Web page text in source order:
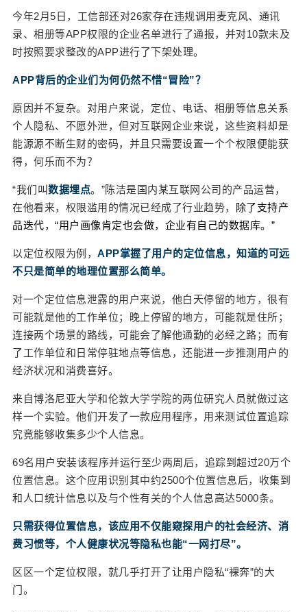
今年2月5日，工信部还对26家存在违规调用麦克风、通讯
录、相册等APP权限的企业名单进行了通报，并对10款未及
时按照要求整改的APP进行了下架处理。
APP背后的企业们为何仍然不惜“冒险”？
原因并不复杂。对用户来说，定位、电话、相册等信息关系
个人隐私、不愿外泄，但对互联网企业来说，这些资料却是
能源源不断生财的密码，并且只需要设置一个个权限便能获
得，何乐而不为？
“我们叫数据埋点。”陈洁是国内某互联网公司的产品运营，
在他看来，权限滥用的情况已经成了行业趋势，
除了支持产
品迭代，“用户画像肯定也会做，企业有自己的数据库。”
以定位权限为例， APP掌握了用户的定位信息，知道的可远
不只是简单的地理位置那么简单。
对一个定位信息泄露的用户来说，他白天停留的地方，很有
可能就是他的工作单位；晚上停留的地方，可能就是住所；
连接两个场景的路线，可能会了解他通勤的必经之路；而有
了工作单位和日常停驻地点等信息，还能进一步推测用户的
经济状况和消费喜好。
来自博洛尼亚大学和伦敦大学学院的两位研究人员就做过这
样一个实验。他们开发了一款应用程序，用来测试位置追踪
究竟能够收集多少个人信息。
69名用户安装该程序并运行至少两周后，追踪到超过20万个
位置信息。这个应用识别其中约2500个位置信息后，收集到
和人口统计信息以及与个性有关的个人信息高达5000条。
只需获得位置信息，该应用不仅能窥探用户的社会经济、消
费习惯等，个人健康状况等隐私也能“一网打尽”。
区区一个定位权限，就几乎打开了让用户隐私“裸奔”的大
门。
另外几款具有相似功能的APP，功能包括远程定
位、远程读写文件，乃至控制相机。其中一款AP
P，甚至还能成功避开微信的安全防护，获取被监控
这样的极端案例并不能代表大部分APP对隐私权限
里，透过APP对共享用户个人信息的说明，其实也
能看出平台的一些小心思。 2019年，凭借“仅需一
张照片，出演天下好戏”的噱头，AI换脸软件ZAO一
度风靡全网。而之所以很快又跌落神坛，背后的原
因除了和平台素材的版权有关，很大程度就涉及到
用户的隐私安全问题。 根据ZAO此前的用户协议，
用户在使用“ZAO”进行换脸的时候，也就意味着“同
全球范围内完全免费、不可撤销、永久、可转授权
和可再许可的权利”，内容包括但不限于：人脸照
利人的肖像权，以及利用技术对您或肖像权利人的
肖像进行形式改动。 这样的霸王条款不仅招致了部
分用户的强烈反弹，也直接引来了工信部的约谈。
其实，对于共享信息的对象，APP们通常都是语焉
不详的，用诸如“合作伙伴”“关联公司”进行搪塞，至
于究竟是哪些公司，在什么情况下需要共享哪些信
息，又如何使用……很多APP都缺乏足够详细的交
代。 此外，那些条款看似专业、靠谱，但实际上却
摆出的是一副拒人千里的架势，用户实际上很少会
去查看。这就造成了APP和用户双方，处于信息严
重不对称的状况。用户很难防范个人隐私泄露，甚
至自始至终都不明就里。 结语 用户蒙在鼓里，而
限，有些APP甚至不惜加入一些鸡肋功能滥竽充
数。 比如，打开如今的WiFi万能钥匙APP，你不仅
在内的信息流内容，甚至还能在工具箱内找到一个
“检测摄像头”的功能。 总之，不管用户是不是真的
给鹰视界打赏
元 元
20 50 自定义
¥
6位以上
6位以上